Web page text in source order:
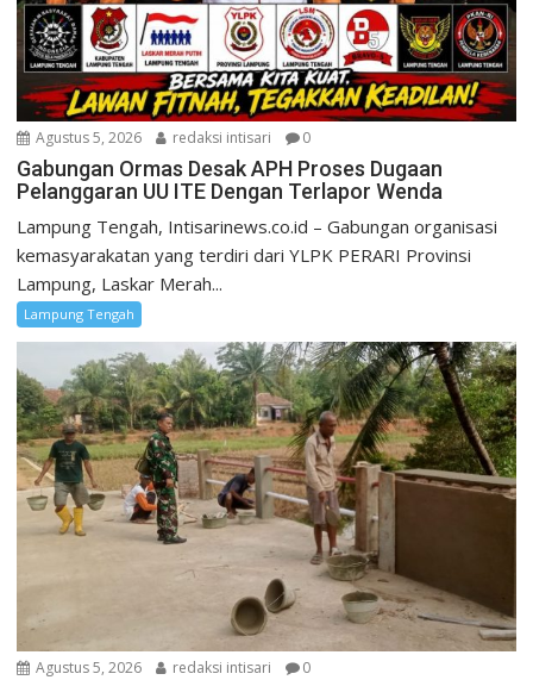
Agustus 5, 2026 redaksi intisari 0
Gabungan Ormas Desak APH Proses Dugaan
Pelanggaran UU ITE Dengan Terlapor Wenda
Lampung Tengah, Intisarinews.co.id – Gabungan organisasi
kemasyarakatan yang terdiri dari YLPK PERARI Provinsi
Lampung, Laskar Merah...
Lampung Tengah
Agustus 5, 2026 redaksi intisari 0